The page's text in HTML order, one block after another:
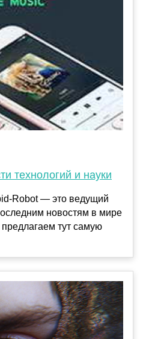
технологий и науки
Robot — это ведущий
новостям в мире
тут самую